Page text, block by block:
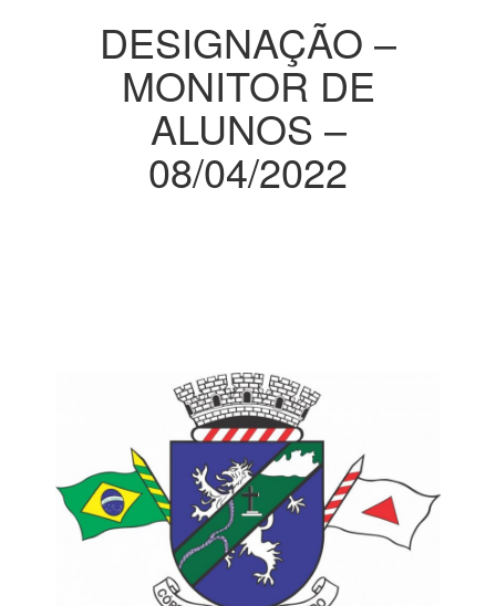
DESIGNAÇÃO –
MONITOR DE
ALUNOS –
08/04/2022